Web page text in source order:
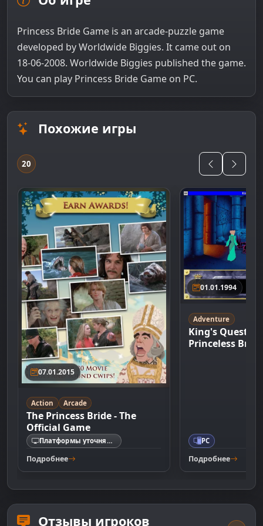
Princess Bride Game is an arcade-puzzle game
developed by Worldwide Biggies. It came out on
18-06-2008. Worldwide Biggies published the game.
You can play Princess Bride Game on PC.
Похожие игры
20
07.01.2015
Action Arcade
The Princess Bride - The
Official Game
Платформы уточняются
Подробнее
01.01.1994
Adventure
King's Quest 7:
Princeless Bride
PC
Подробнее
Отзывы игроков